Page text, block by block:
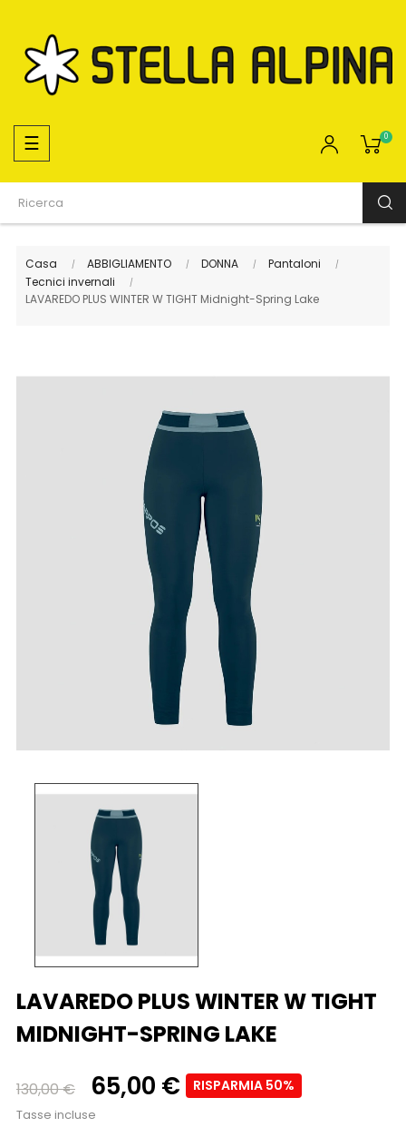
navigazione
Toggle
☰ 0
Casa ABBIGLIAMENTO DONNA
Pantaloni
Tecnici invernali
LAVAREDO PLUS WINTER W TIGHT Midnight-Spring Lake
LAVAREDO PLUS WINTER W TIGHT
MIDNIGHT-SPRING LAKE
130,00 € 65,00 € RISPARMIA 50%
Tasse incluse